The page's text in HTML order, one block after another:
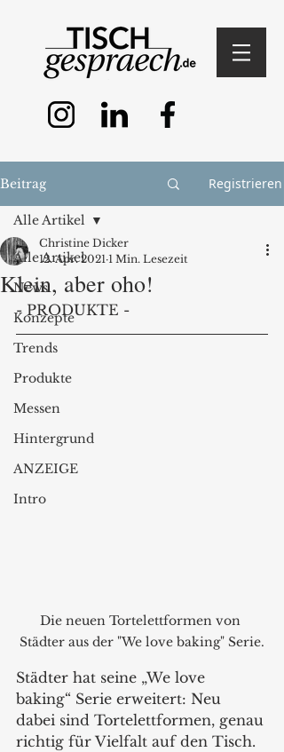
Beitrag Registrieren
Alle Artikel
News
Konzepte
Trends
Produkte
Messen
Hintergrund
ANZEIGE
Intro
Alle Artikel
Klein, aber oho!
Christine Dicker
12. Apr. 2021 1 Min. Lesezeit
- PRODUKTE -
Die neuen Tortelettformen von
Städter aus der "We love baking" Serie.
Städter hat seine „We love
baking“ Serie erweitert: Neu
dabei sind Tortelettformen, genau
richtig für Vielfalt auf den Tisch.